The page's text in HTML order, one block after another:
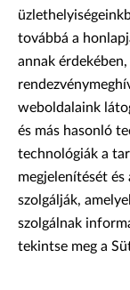
továbbá a
annak
weboldalaink
és más hasonló
technológiák a
megjelenítését
szolgálják,
szolgálnak
tekintse meg a